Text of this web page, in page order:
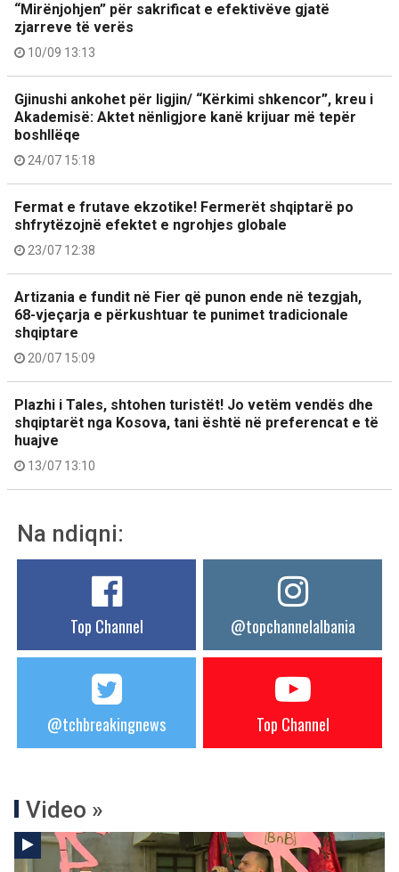
“Mirënjohjen” për sakrificat e efektivëve gjatë
zjarreve të verës
10/09 13:13
Gjinushi ankohet për ligjin/ “Kërkimi shkencor”, kreu i
Akademisë: Aktet nënligjore kanë krijuar më tepër
boshllëqe
24/07 15:18
Fermat e frutave ekzotike! Fermerët shqiptarë po
shfrytëzojnë efektet e ngrohjes globale
23/07 12:38
Artizania e fundit në Fier që punon ende në tezgjah,
68-vjeçarja e përkushtuar te punimet tradicionale
shqiptare
20/07 15:09
Plazhi i Tales, shtohen turistët! Jo vetëm vendës dhe
shqiptarët nga Kosova, tani është në preferencat e të
huajve
13/07 13:10
Na ndiqni:
Top Channel @topchannelalbania
@tchbreakingnews Top Channel
Video »